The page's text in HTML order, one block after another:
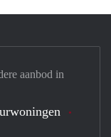
aanbod in